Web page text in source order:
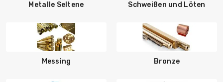
Metalle Seltene Schweißen und Löten
Messing Bronze